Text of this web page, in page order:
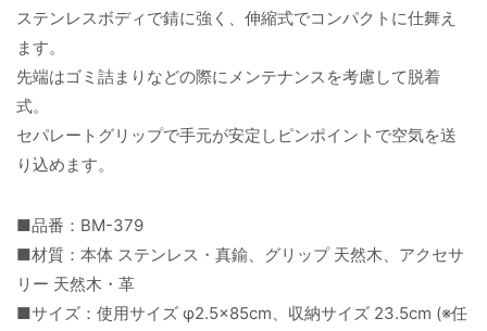
ステンレスボディで錆に強く、伸縮式でコンパクトに仕舞え
ます。
先端はゴミ詰まりなどの際にメンテナンスを考慮して脱着
式。
セパレートグリップで手元が安定しピンポイントで空気を送
り込めます。
■品番：BM-379
■材質：本体 ステンレス・真鍮、グリップ 天然木、アクセサ
リー 天然木・革
■サイズ：使用サイズ φ2.5×85cm、収納サイズ 23.5cm (※任